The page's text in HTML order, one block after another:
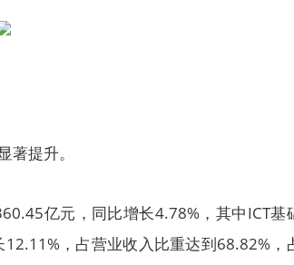
提升。
亿元，同比增长4.78%，其中ICT基
，占营业收入比重达到68.82%，